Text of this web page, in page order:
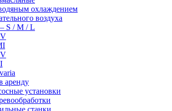
охлаждением
воздуха
S / M / L
аренду
установки
станки